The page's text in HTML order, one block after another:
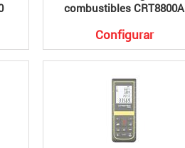
combustibles CRT8800A
Configurar